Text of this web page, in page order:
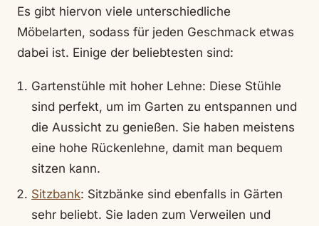
Es gibt hiervon viele unterschiedliche
Möbelarten, sodass für jeden Geschmack etwas
dabei ist. Einige der beliebtesten sind:
Gartenstühle mit hoher Lehne: Diese Stühle
sind perfekt, um im Garten zu entspannen und
die Aussicht zu genießen. Sie haben meistens
eine hohe Rückenlehne, damit man bequem
sitzen kann.
Sitzbank: Sitzbänke sind ebenfalls in Gärten
sehr beliebt. Sie laden zum Verweilen und